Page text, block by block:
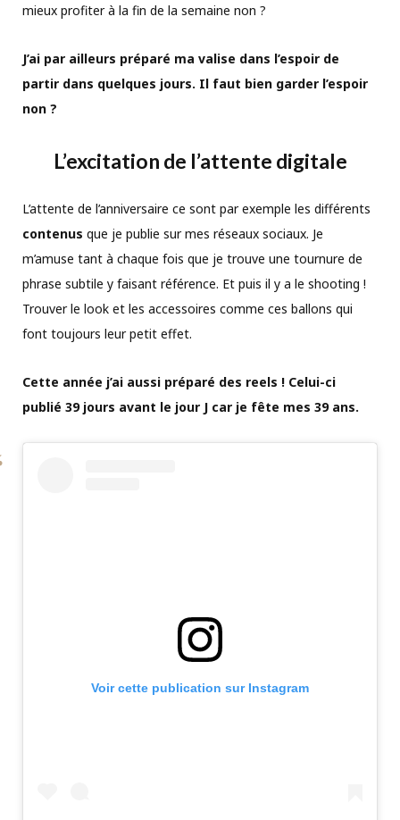
mieux profiter à la fin de la semaine non ?
J’ai par ailleurs préparé ma valise dans l’espoir de
partir dans quelques jours. Il faut bien garder l’espoir
non ?
L’excitation de l’attente digitale
L’attente de l’anniversaire ce sont par exemple les différents
contenus que je publie sur mes réseaux sociaux. Je
m’amuse tant à chaque fois que je trouve une tournure de
phrase subtile y faisant référence. Et puis il y a le shooting !
Trouver le look et les accessoires comme ces ballons qui
font toujours leur petit effet.
Cette année j’ai aussi préparé des reels ! Celui-ci
publié 39 jours avant le jour J car je fête mes 39 ans.
Voir cette publication sur Instagram